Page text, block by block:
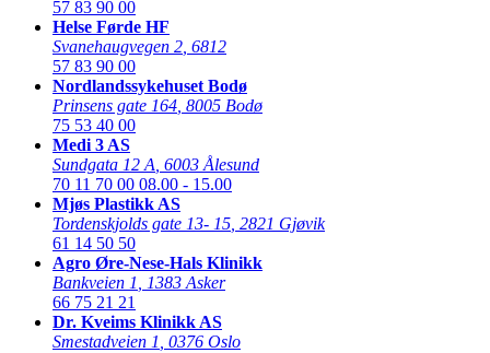
57 83 90 00
Helse Førde HF
Svanehaugvegen 2 6812
57 83 90 00
Nordlandssykehuset Bodø
Prinsens gate 164 8005 Bodø
75 53 40 00
Medi 3 AS
Sundgata 12 A 6003 Ålesund
70 11 70 00 08.00 - 15.00
Mjøs Plastikk AS
Tordenskjolds gate 13- 15 2821 Gjøvik
61 14 50 50
Agro Øre-Nese-Hals Klinikk
Bankveien 1
1383 Asker
66 75 21 21
Dr. Kveims Klinikk AS
Smestadveien 1 0376 Oslo